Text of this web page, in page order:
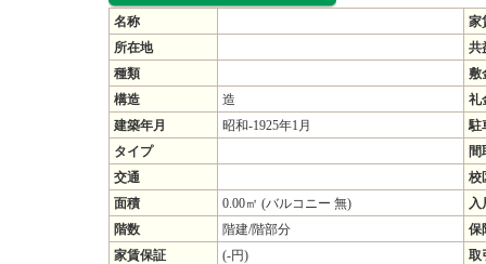
名称
家
所在地
共
種類
敷
構造
造
礼
建築年月
昭和-1925年1月
駐
タイプ
間
交通
校
面積
0.00㎡ (バルコニー 無)
入
階数
階建/階部分
保
家賃保証
(-円)
取